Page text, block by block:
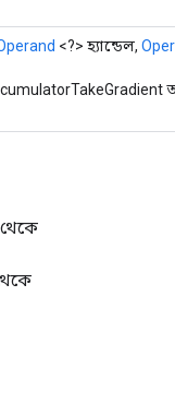
<?> হ্যান্ডেল,
থেকে